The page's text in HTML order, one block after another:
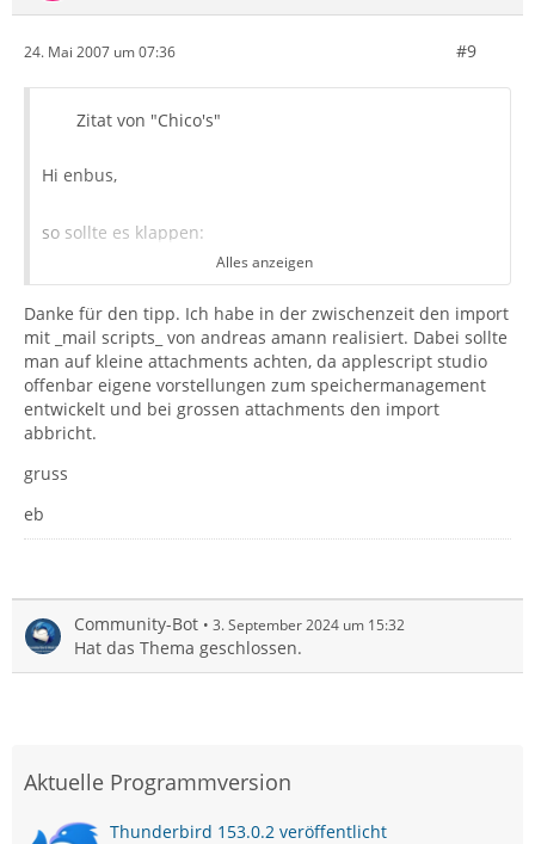
24. Mai 2007 um 07:36 #9
Zitat von "Chico's"
Hi enbus,
so sollte es klappen:
-Apple-Mail/PostfachEingangöffnen
-alle Mails auswählen/markieren
-"Sichern unter..." Post (o.ä.) auf dem Desktop; als
Format "Reine Datei der E-Mail" wählen
Danach hab' ich drei Symbole auf dem Desktop:
Post.attachment00
Post
Thunderbird öffnen und unter
Mbox-Datei importieren anklicken
und zum Desktop navigieren
und von den drei Symbolen
Post öffnenwählen
Alles anzeigen
Danke für den tipp. Ich habe in der zwischenzeit den import
mit _mail scripts_ von andreas amann realisiert. Dabei sollte
man auf kleine attachments achten, da applescript studio
offenbar eigene vorstellungen zum speichermanagement
entwickelt und bei grossen attachments den import
abbricht.
gruss
eb
Community-Bot 3. September 2024 um 15:32
Hat das Thema geschlossen.
Aktuelle Programmversion
Thunderbird 153.0.2 veröffentlicht